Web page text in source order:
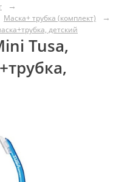
Маска+ трубка (комплект)
детский
Tusa,